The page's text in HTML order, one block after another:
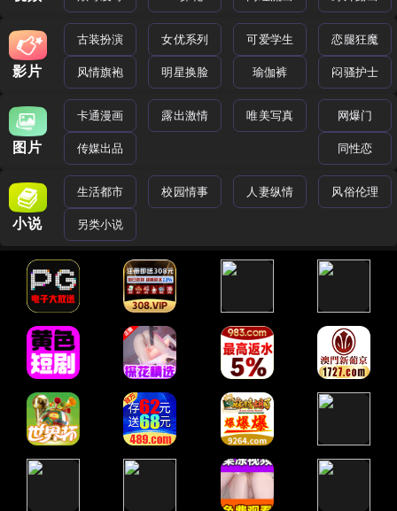
影片
古装扮演 女优系列 可爱学生 恋腿狂魔
风情旗袍 明星换脸 瑜伽裤 闷骚护士
图片
卡通漫画 露出激情 唯美写真 网爆门
传媒出品 同性恋
小说
生活都市 校园情事 人妻纵情 风俗伦理
另类小说